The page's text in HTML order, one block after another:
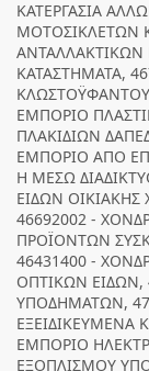
ΚΑΤΕΡΓΑΣΙΑ
ΜΟΤΟΣΙΚΛΕΤΩΝ
ΑΝΤΑΛΛΑΚΤΙΚΩΝ
ΚΑΤΑΣΤΗΜΑΤΑ,
ΕΜΠΟΡΙΟ
ΠΛΑΚΙΔΙΩΝ
ΕΜΠΟΡΙΟ ΑΠΟ
Η ΜΕΣΩ
ΕΙΔΩΝ ΟΙΚΙΑΚΗΣ
46692002 -
ΠΡΟΪΟΝΤΩΝ
46431400 -
ΟΠΤΙΚΩΝ ΕΙΔΩΝ,
ΥΠΟΔΗΜΑΤΩΝ,
ΕΞΕΙΔΙΚΕΥΜΕΝΑ
ΕΜΠΟΡΙΟ
ΕΞΟΠΛΙΣΜΟΥ